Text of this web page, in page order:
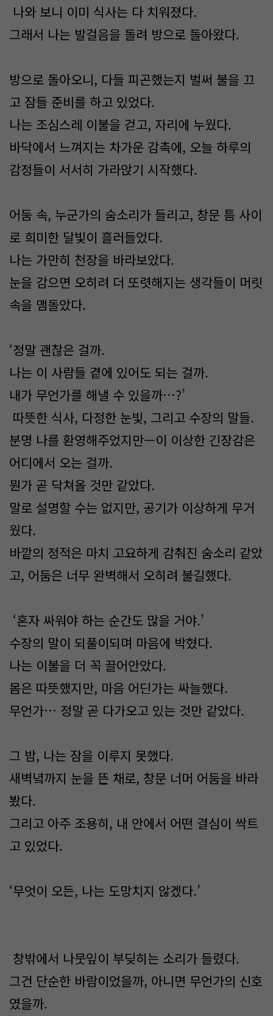
나와 보니 이미 식사는 다 치워졌다.
그래서 나는 발걸음을 돌려 방으로 돌아왔다.
방으로 돌아오니, 다들 피곤했는지 벌써 불을 끄
고 잠들 준비를 하고 있었다.
나는 조심스레 이불을 걷고, 자리에 누웠다.
바닥에서 느껴지는 차가운 감촉에, 오늘 하루의
감정들이 서서히 가라앉기 시작했다.
어둠 속, 누군가의 숨소리가 들리고, 창문 틈 사이
로 희미한 달빛이 흘러들었다.
나는 가만히 천장을 바라보았다.
눈을 감으면 오히려 더 또렷해지는 생각들이 머릿
속을 맴돌았다.
‘정말 괜찮은 걸까.
나는 이 사람들 곁에 있어도 되는 걸까.
내가 무언가를 해낼 수 있을까…?’
따뜻한 식사, 다정한 눈빛, 그리고 수장의 말들.
분명 나를 환영해주었지만—이 이상한 긴장감은
어디에서 오는 걸까.
뭔가 곧 닥쳐올 것만 같았다.
말로 설명할 수는 없지만, 공기가 이상하게 무거
웠다.
바깥의 정적은 마치 고요하게 감춰진 숨소리 같았
고, 어둠은 너무 완벽해서 오히려 불길했다.
‘혼자 싸워야 하는 순간도 많을 거야.’
수장의 말이 되풀이되며 마음에 박혔다.
나는 이불을 더 꼭 끌어안았다.
몸은 따뜻했지만, 마음 어딘가는 싸늘했다.
무언가… 정말 곧 다가오고 있는 것만 같았다.
그 밤, 나는 잠을 이루지 못했다.
새벽녘까지 눈을 뜬 채로, 창문 너머 어둠을 바라
봤다.
그리고 아주 조용히, 내 안에서 어떤 결심이 싹트
고 있었다.
‘무엇이 오든, 나는 도망치지 않겠다.’
창밖에서 나뭇잎이 부딪히는 소리가 들렸다.
그건 단순한 바람이었을까, 아니면 무언가의 신호
였을까.